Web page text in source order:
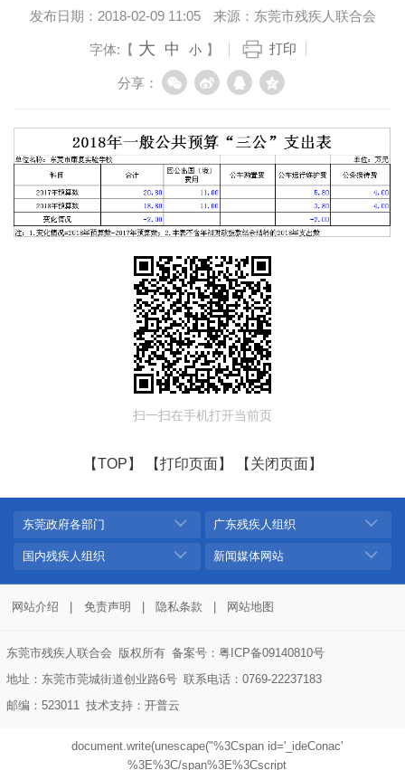
发布日期： 2018-02-09 11:05 来源： 东莞市残疾人联合会
字体:【 大 中 小 】 打印
分享：
扫一扫在手机打开当前页
【TOP】 【打印页面】 【关闭页面】
东莞政府各部门 广东残疾人组织
国内残疾人组织 新闻媒体网站
网站介绍 | 免责声明 | 隐私条款 | 网站地图
东莞市残疾人联合会 版权所有 备案号：粤ICP备09140810号
地址：东莞市莞城街道创业路6号 联系电话：0769-22237183
邮编：523011 技术支持： 开普云